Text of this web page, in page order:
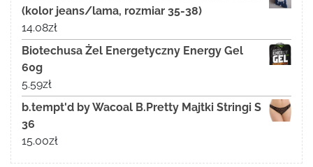
(kolor jeans/lama, rozmiar 35-38)
14.08zł
Biotechusa Żel Energetyczny Energy Gel
60g
5.59zł
b.tempt'd by Wacoal B.Pretty Majtki Stringi S
36
15.00zł